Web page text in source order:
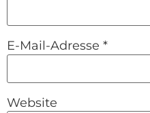
E-Mail-Adresse *
Website